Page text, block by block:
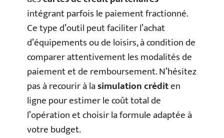
intégrant parfois le paiement fractionné.
Ce type d’outil peut faciliter l’achat
d’équipements ou de loisirs, à condition de
comparer attentivement les modalités de
paiement et de remboursement. N’hésitez
pas à recourir à lasimulation créditen
ligne pour estimer le coût total de
l’opération et choisir la formule adaptée à
votre budget.